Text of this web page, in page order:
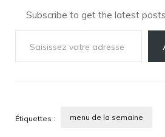
Subscribe to get the latest
Saisissez votre adresse e-mail…
Étiquettes : menu de la semaine